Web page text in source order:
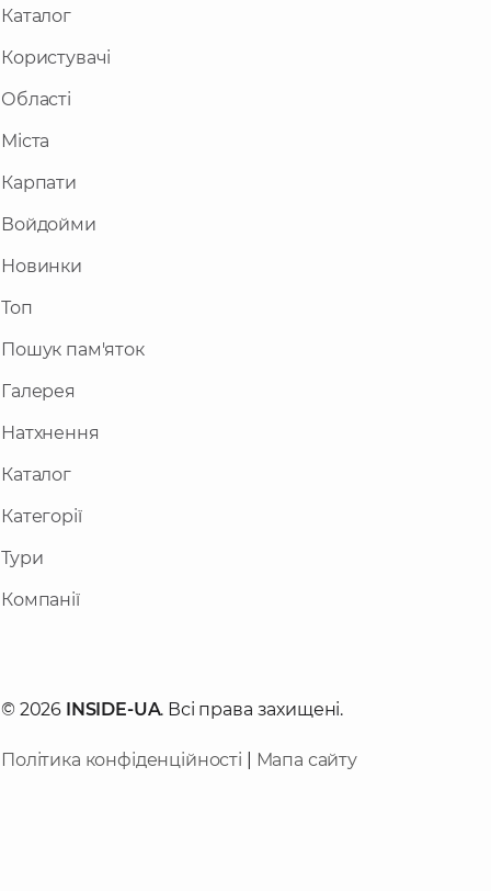
Каталог
Користувачі
Області
Міста
Карпати
Войдойми
Новинки
Топ
Пошук пам'яток
Галерея
Натхнення
Каталог
Категорії
Тури
Компанії
© 2026 INSIDE-UA. Всі права захищені.
Політика конфіденційності Мапа сайту